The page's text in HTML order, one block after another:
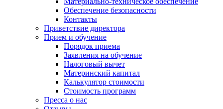
Обеспечение безопасности
Контакты
Приветствие директора
Прием и обучение
Порядок приема
Заявления на обучение
Налоговый вычет
Материнский капитал
Калькулятор стоимости
Стоимость программ
Пресса о нас